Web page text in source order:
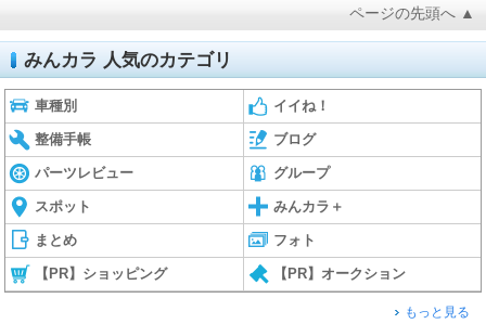
ページの先頭へ ▲
みんカラ 人気のカテゴリ
車種別 イイね！
整備手帳 ブログ
パーツレビュー グループ
スポット みんカラ＋
まとめ フォト
【PR】ショッピング 【PR】オークション
もっと見る